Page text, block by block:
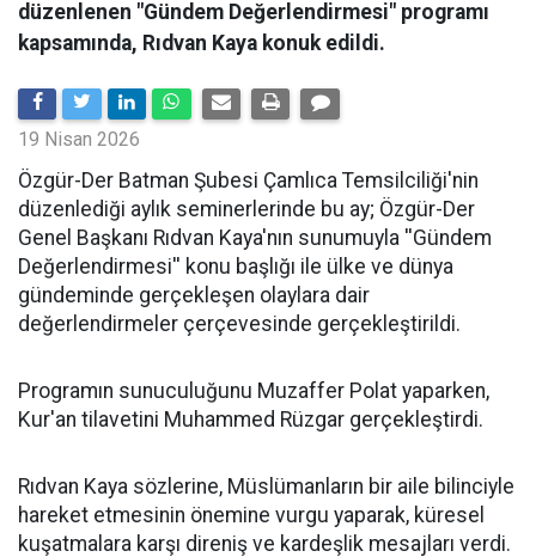
düzenlenen "Gündem Değerlendirmesi" programı
kapsamında, Rıdvan Kaya konuk edildi.
19 Nisan 2026
​Özgür-Der Batman Şubesi Çamlıca Temsilciliği'nin
düzenlediği aylık seminerlerinde bu ay; Özgür-Der
Genel Başkanı Rıdvan Kaya'nın sunumuyla ''Gündem
Değerlendirmesi'' konu başlığı ile ülke ve dünya
gündeminde gerçekleşen olaylara dair
değerlendirmeler çerçevesinde gerçekleştirildi.
Programın sunuculuğunu Muzaffer Polat yaparken,
Kur'an tilavetini Muhammed Rüzgar gerçekleştirdi.
Rıdvan Kaya sözlerine, Müslümanların bir aile bilinciyle
hareket etmesinin önemine vurgu yaparak, küresel
kuşatmalara karşı direniş ve kardeşlik mesajları verdi.